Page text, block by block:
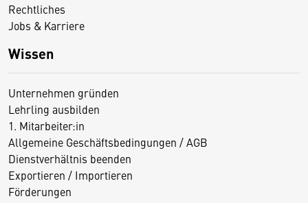
Rechtliches
Jobs & Karriere
Wissen
Unternehmen gründen
Lehrling ausbilden
1. Mitarbeiter:in
Allgemeine Geschäftsbedingungen / AGB
Dienstverhältnis beenden
Exportieren / Importieren
Förderungen